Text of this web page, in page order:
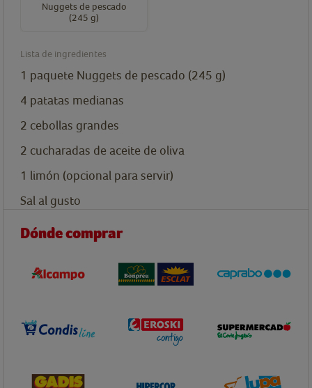
Nuggets de pescado
(245 g)
Lista de ingredientes
1 paquete Nuggets de pescado (245 g)
4 patatas medianas
2 cebollas grandes
2 cucharadas de aceite de oliva
1 limón (opcional para servir)
Sal al gusto
Dónde comprar